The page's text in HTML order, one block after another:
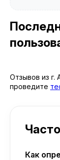
Отзывов из г.
проведите
Как